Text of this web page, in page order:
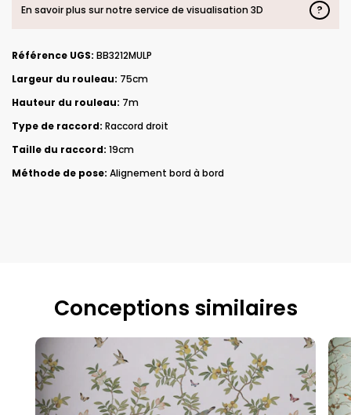
En savoir plus sur notre service de visualisation 3D ?
Référence UGS: BB3212MULP
Largeur du rouleau: 75cm
Hauteur du rouleau: 7m
Type de raccord: Raccord droit
Taille du raccord: 19cm
Méthode de pose: Alignement bord à bord
Conceptions similaires